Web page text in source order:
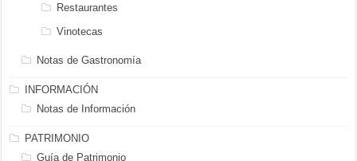
Restaurantes
Vinotecas
Notas de Gastronomía
INFORMACIÓN
Notas de Información
PATRIMONIO
Guía de Patrimonio